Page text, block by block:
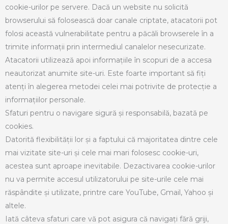
cookie-urilor pe servere. Dacă un website nu solicită
browserului să folosească doar canale criptate, atacatorii pot
folosi această vulnerabilitate pentru a păcăli browserele în a
trimite informații prin intermediul canalelor nesecurizate.
Atacatorii utilizează apoi informațiile în scopuri de a accesa
neautorizat anumite site-uri. Este foarte important să fiți
atenți în alegerea metodei celei mai potrivite de protecție a
informațiilor personale.
Sfaturi pentru o navigare sigură și responsabilă, bazată pe
cookies.
Datorită flexibilității lor și a faptului că majoritatea dintre cele
mai vizitate site-uri și cele mai mari folosesc cookie-uri,
acestea sunt aproape inevitabile. Dezactivarea cookie-urilor
nu va permite accesul utilizatorului pe site-urile cele mai
răspândite și utilizate, printre care YouTube, Gmail, Yahoo și
altele.
Iată câteva sfaturi care vă pot asigura că navigați fără griji,